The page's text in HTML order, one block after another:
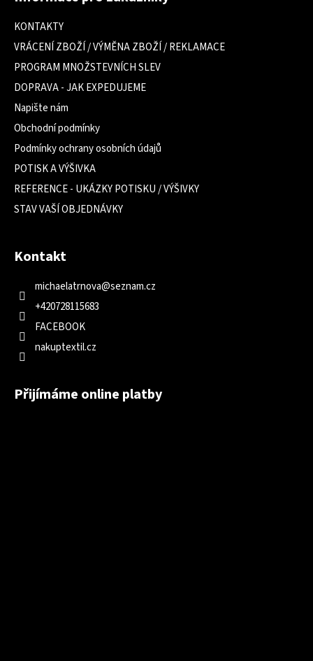
KONTAKTY
VRÁCENÍ ZBOŽÍ / VÝMĚNA ZBOŽÍ / REKLAMACE
PROGRAM MNOŽSTEVNÍCH SLEV
DOPRAVA - JAK EXPEDUJEME
Napište nám
Obchodní podmínky
Podmínky ochrany osobních údajů
POTISK A VÝŠIVKA
REFERENCE - UKÁZKY POTISKU / VÝŠIVKY
STAV VAŠÍ OBJEDNÁVKY
Kontakt
michaelatrnova@seznam.cz
+420728115683
FACEBOOK
nakuptextil.cz
Přijímáme online platby